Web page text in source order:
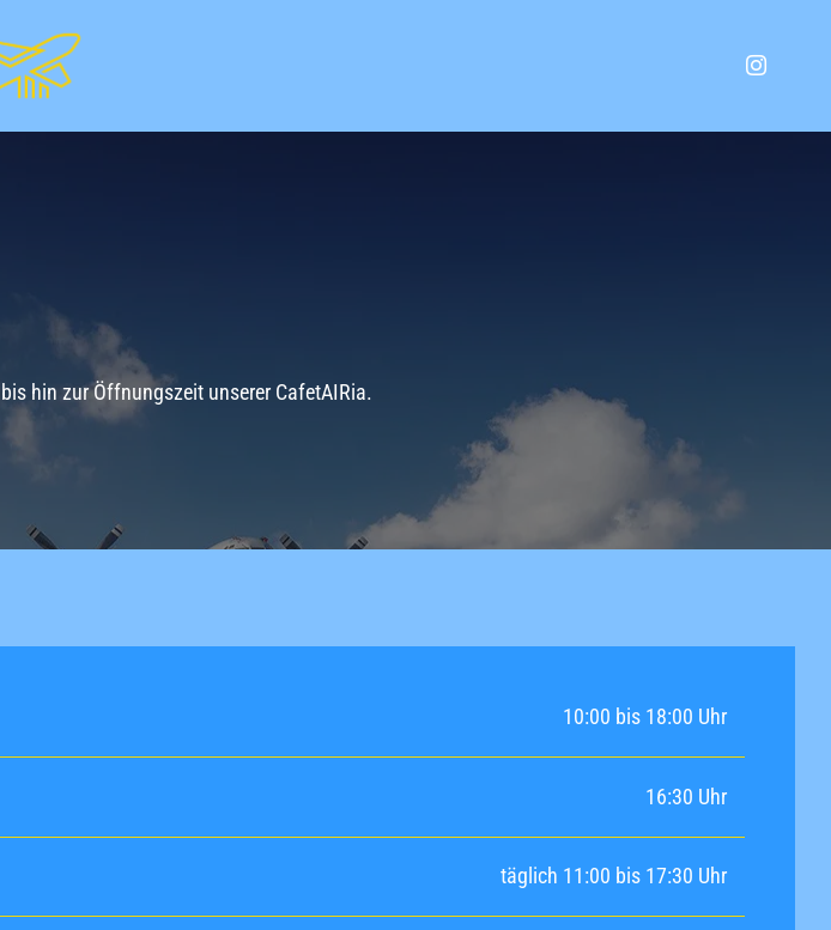
hin zur Öffnungszeit unserer CafetAIRia.
10:00 bis 18:00 Uhr
16:30 Uhr
täglich 11:00 bis 17:30 Uhr